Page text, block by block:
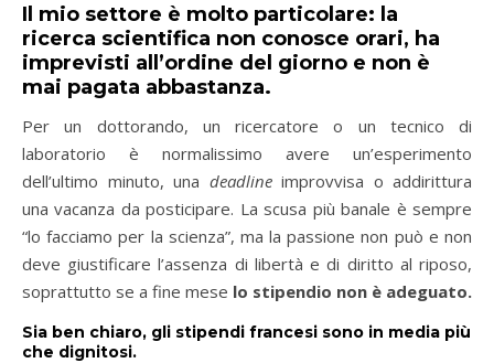
Il mio settore è molto particolare: la
ricerca scientifica non conosce orari, ha
imprevisti all’ordine del giorno e non è
mai pagata abbastanza.
Per un dottorando, un ricercatore o un tecnico di
laboratorio è normalissimo avere un’esperimento
dell’ultimo minuto, una deadline improvvisa o addirittura
una vacanza da posticipare. La scusa più banale è sempre
“lo facciamo per la scienza”, ma la passione non può e non
deve giustificare l’assenza di libertà e di diritto al riposo,
soprattutto se a fine mese lo stipendio non è adeguato.
Sia ben chiaro, gli stipendi francesi sono in media più
che dignitosi.